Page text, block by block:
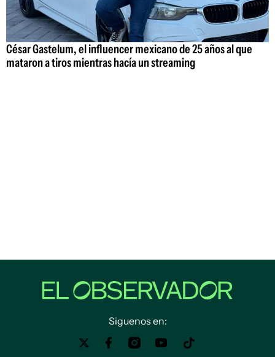
César Gastelum, el influencer mexicano de 25 años al que
mataron a tiros mientras hacía un streaming
Siguenos en: